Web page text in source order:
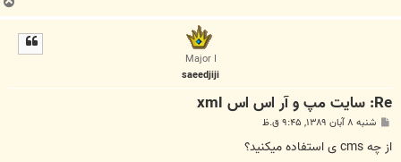
Major I
saeedjiji
Re: سایت مپ و آر اس اس xml
ت
شنبه ۸ آبان ۱۳۸۹, ۹:۴۵ ق.ظ
از چه cms ی استفاده میکنید؟